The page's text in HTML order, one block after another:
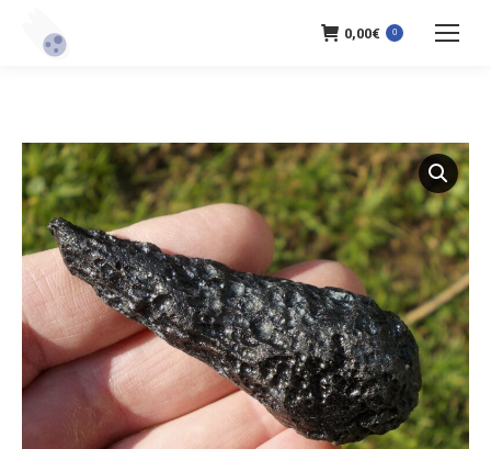
0,00€ 0